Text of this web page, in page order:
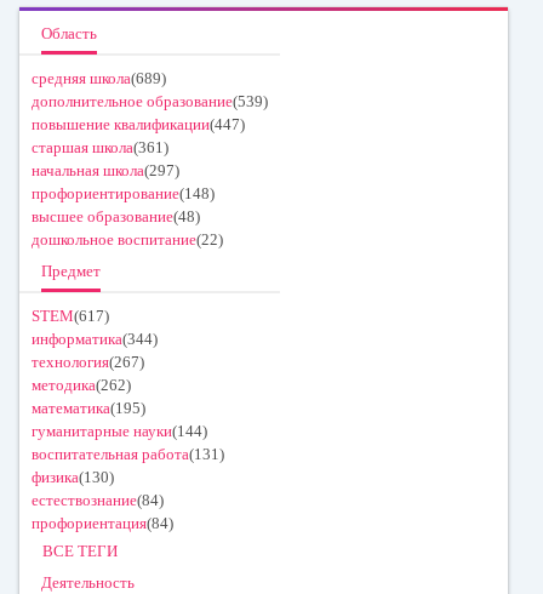
Область
средняя школа(689)
дополнительное образование(539)
повышение квалификации(447)
старшая школа(361)
начальная школа(297)
профориентирование(148)
высшее образование(48)
дошкольное воспитание(22)
Предмет
STEM(617)
информатика(344)
технология(267)
методика(262)
математика(195)
гуманитарные науки(144)
воспитательная работа(131)
физика(130)
естествознание(84)
профориентация(84)
ВСЕ ТЕГИ
Деятельность